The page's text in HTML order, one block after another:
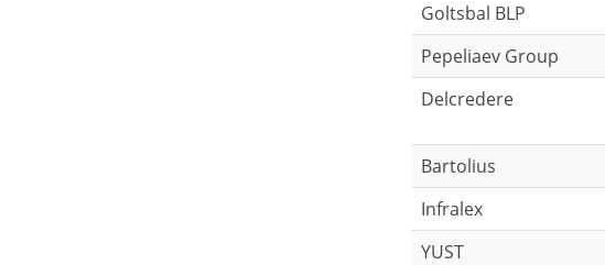
Goltsbal BLP
Pepeliaev Group
Delcredere
Bartolius
Infralex
YUST